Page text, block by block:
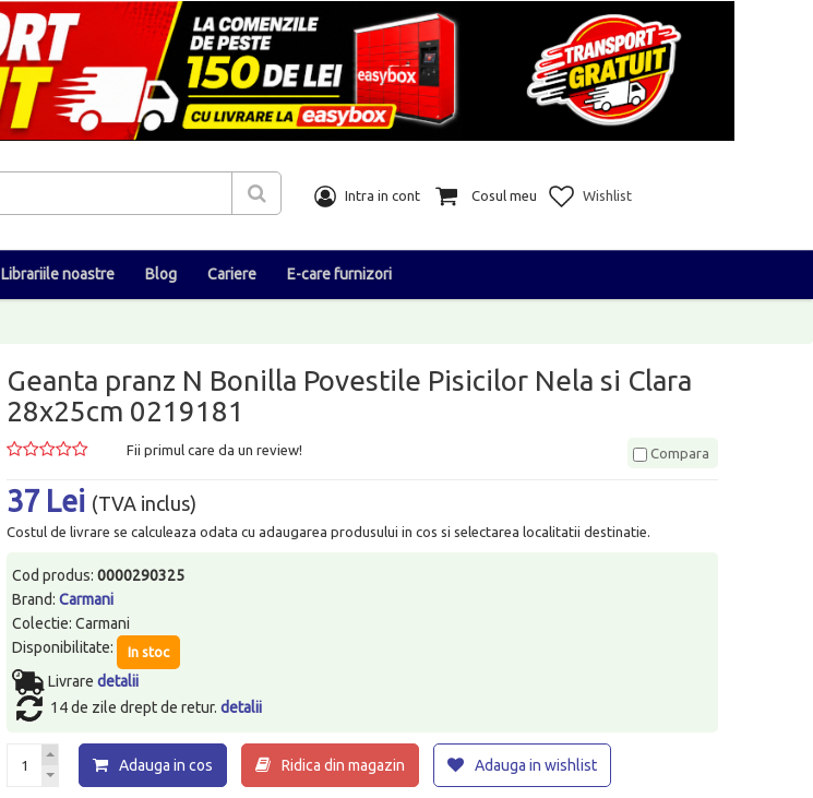
Intra in cont Cosul meu Wishlist
Librariile noastre Blog Cariere E-care furnizori
Geanta pranz N Bonilla Povestile Pisicilor Nela si Clara
28x25cm 0219181
Fii primul care da un review! Compara
37 Lei (TVA inclus)
Costul de livrare se calculeaza odata cu adaugarea produsului in cos si selectarea localitatii destinatie.
Cod produs:0000290325
Brand:Carmani
Colectie: Carmani
Disponibilitate:
In stoc
Livraredetalii
14 de zile drept de retur.detalii
Adauga in cos Ridica din magazin Adauga in wishlist